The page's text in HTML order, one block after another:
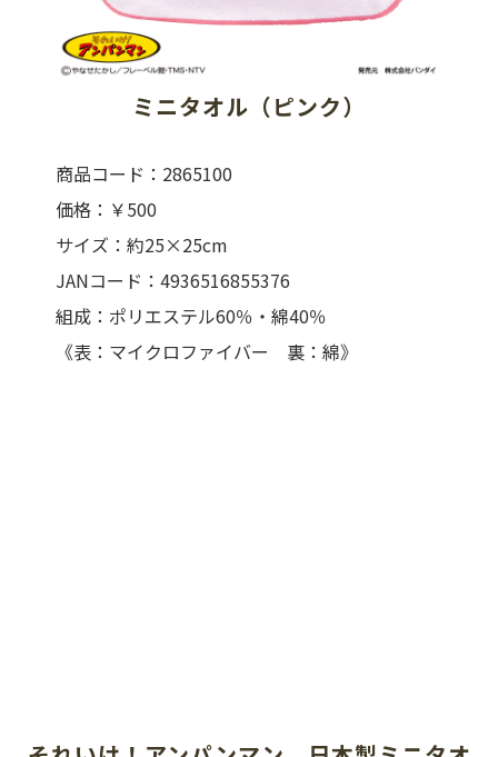
ミニタオル（ピンク）
商品コード：2865100
価格：￥500
サイズ：約25×25cm
JANコード：4936516855376
組成：ポリエステル60％・綿40％
《表：マイクロファイバー 裏：綿》